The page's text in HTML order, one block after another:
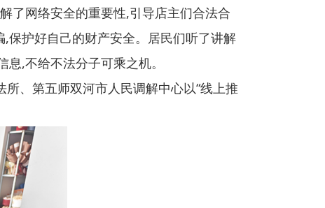
了网络安全的重要性,引导店主们合法合
保护好自己的财产安全。居民们听了讲解
,不给不法分子可乘之机。
、第五师双河市人民调解中心以“线上推